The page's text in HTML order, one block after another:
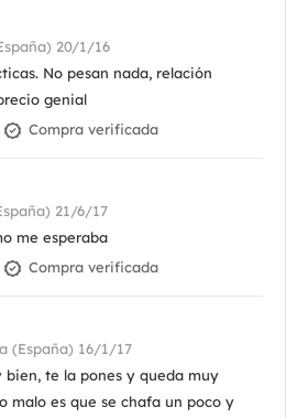
20/1/16
No pesan nada, relación
genial
Compra verificada
21/6/17
me esperaba
Compra verificada
(España) 16/1/17
bien, te la pones y queda muy
malo es que se chafa un poco y